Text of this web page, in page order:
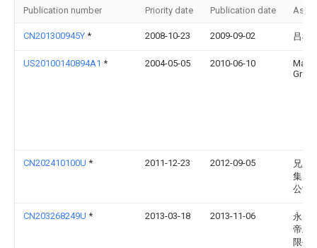
Publication number Priority date Publication date
CN201300945Y * 2008-10-23 2009-09-02 吕根
US20100140894A1 * 2004-05-05 2010-06-10
CN202410100U * 2011-12-23 2012-09-05
兄弟
集团
公司
CN203268249U * 2013-03-18 2013-11-06
永康
帝工
限公